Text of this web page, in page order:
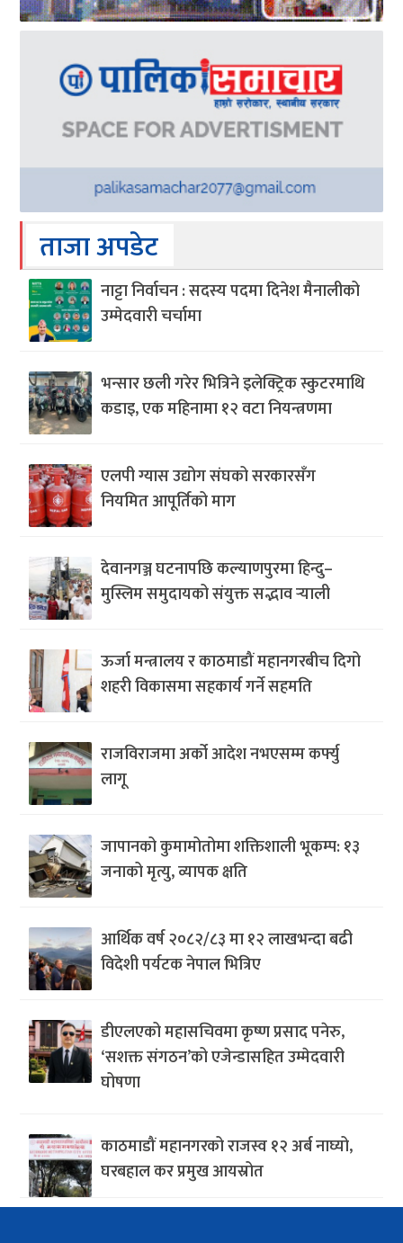
ताजा अपडेट
नाट्टा निर्वाचन : सदस्य पदमा दिनेश मैनालीको
उम्मेदवारी चर्चामा
भन्सार छली गरेर भित्रिने इलेक्ट्रिक स्कुटरमाथि
कडाइ, एक महिनामा १२ वटा नियन्त्रणमा
एलपी ग्यास उद्योग संघको सरकारसँग
नियमित आपूर्तिको माग
देवानगञ्ज घटनापछि कल्याणपुरमा हिन्दु–
मुस्लिम समुदायको संयुक्त सद्भाव र्‍याली
ऊर्जा मन्त्रालय र काठमाडौं महानगरबीच दिगो
शहरी विकासमा सहकार्य गर्ने सहमति
राजविराजमा अर्को आदेश नभएसम्म कर्फ्यु
लागू
जापानको कुमामोतोमा शक्तिशाली भूकम्प: १३
जनाको मृत्यु, व्यापक क्षति
आर्थिक वर्ष २०८२/८३ मा १२ लाखभन्दा बढी
विदेशी पर्यटक नेपाल भित्रिए
डीएलएको महासचिवमा कृष्ण प्रसाद पनेरु,
‘सशक्त संगठन’को एजेन्डासहित उम्मेदवारी
घोषणा
काठमाडौं महानगरको राजस्व १२ अर्ब नाघ्यो,
घरबहाल कर प्रमुख आयस्रोत